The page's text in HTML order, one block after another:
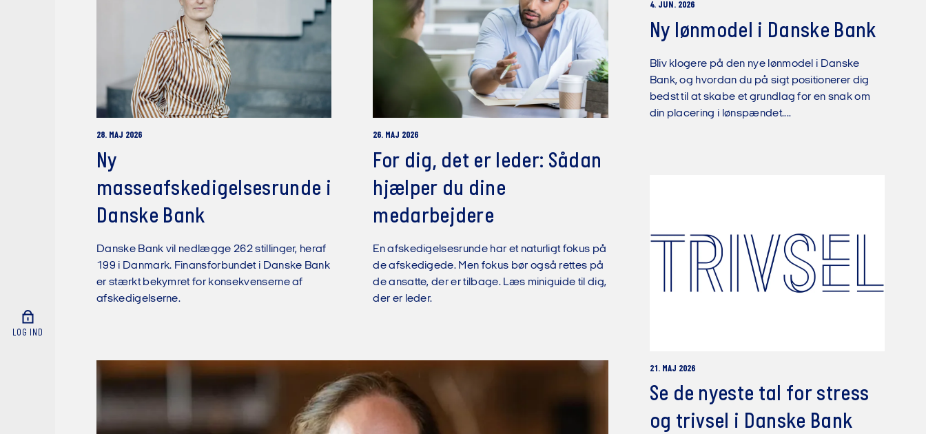
LOG IND
4. JUN. 2026
Ny lønmodel i Danske Bank
Bliv klogere på den nye lønmodel i Danske
Bank, og hvordan du på sigt positionerer dig
bedst til at skabe et grundlag for en snak om
din placering i lønspændet....
28. MAJ 2026
Ny
masseafskedigelsesrunde i
Danske Bank
Danske Bank vil nedlægge 262 stillinger, heraf
199 i Danmark. Finansforbundet i Danske Bank
er stærkt bekymret for konsekvenserne af
afskedigelserne.
26. MAJ 2026
For dig, det er leder: Sådan
hjælper du dine
medarbejdere
En afskedigelsesrunde har et naturligt fokus på
de afskedigede. Men fokus bør også rettes på
de ansatte, der er tilbage. Læs miniguide til dig,
der er leder.
21. MAJ 2026
Se de nyeste tal for stress
og trivsel i Danske Bank